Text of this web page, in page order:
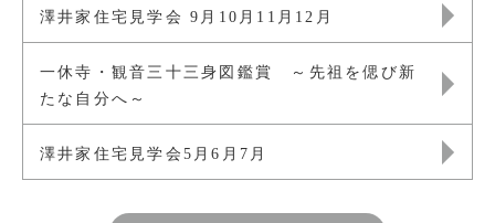
澤井家住宅見学会 9月10月11月12月
一休寺・観音三十三身図鑑賞 ～先祖を偲び新
たな自分へ～
澤井家住宅見学会5月6月7月